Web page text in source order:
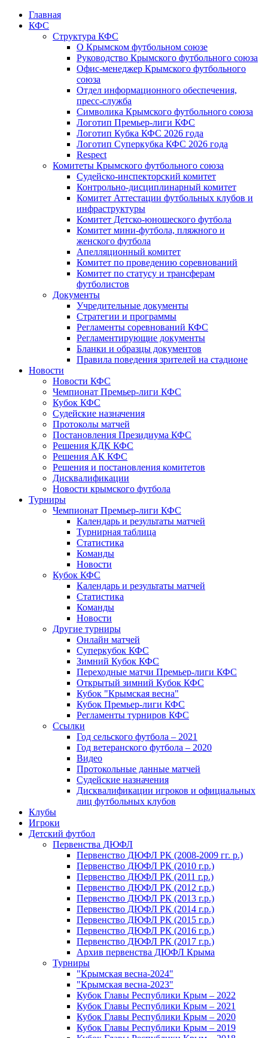
Главная
КФС
Структура КФС
О Крымском футбольном союзе
Руководство Крымского футбольного союза
Офис-менеджер Крымского футбольного
союза
Отдел информационного обеспечения,
пресс-служба
Символика Крымского футбольного союза
Логотип Премьер-лиги КФС
Логотип Кубка КФС 2026 года
Логотип Суперкубка КФС 2026 года
Respect
Комитеты Крымского футбольного союза
Судейско-инспекторский комитет
Контрольно-дисциплинарный комитет
Комитет Аттестации футбольных клубов и
инфраструктуры
Комитет Детско-юношеского футбола
Комитет мини-футбола, пляжного и
женского футбола
Апелляционный комитет
Комитет по проведению соревнований
Комитет по статусу и трансферам
футболистов
Документы
Учредительные документы
Стратегии и программы
Регламенты соревнований КФС
Регламентирующие документы
Бланки и образцы документов
Правила поведения зрителей на стадионе
Новости
Новости КФС
Чемпионат Премьер-лиги КФС
Кубок КФС
Судейские назначения
Протоколы матчей
Постановления Президиума КФС
Решения КДК КФС
Решения АК КФС
Решения и постановления комитетов
Дисквалификации
Новости крымского футбола
Турниры
Чемпионат Премьер-лиги КФС
Календарь и результаты матчей
Турнирная таблица
Статистика
Команды
Новости
Кубок КФС
Календарь и результаты матчей
Статистика
Команды
Новости
Другие турниры
Онлайн матчей
Суперкубок КФС
Зимний Кубок КФС
Переходные матчи Премьер-лиги КФС
Открытый зимний Кубок КФС
Кубок "Крымская весна"
Кубок Премьер-лиги КФС
Регламенты турниров КФС
Ссылки
Год сельского футбола – 2021
Год ветеранского футбола – 2020
Видео
Протокольные данные матчей
Судейские назначения
Дисквалификации игроков и официальных
лиц футбольных клубов
Клубы
Игроки
Детский футбол
Первенства ДЮФЛ
Первенство ДЮФЛ РК (2008-2009 гг. р.)
Первенство ДЮФЛ РК (2010 г.р.)
Первенство ДЮФЛ РК (2011 г.р.)
Первенство ДЮФЛ РК (2012 г.р.)
Первенство ДЮФЛ РК (2013 г.р.)
Первенство ДЮФЛ РК (2014 г.р.)
Первенство ДЮФЛ РК (2015 г.р.)
Первенство ДЮФЛ РК (2016 г.р.)
Первенство ДЮФЛ РК (2017 г.р.)
Архив первенства ДЮФЛ Крыма
Турниры
"Крымская весна-2024"
"Крымская весна-2023"
Кубок Главы Республики Крым – 2022
Кубок Главы Республики Крым – 2021
Кубок Главы Республики Крым – 2020
Кубок Главы Республики Крым – 2019